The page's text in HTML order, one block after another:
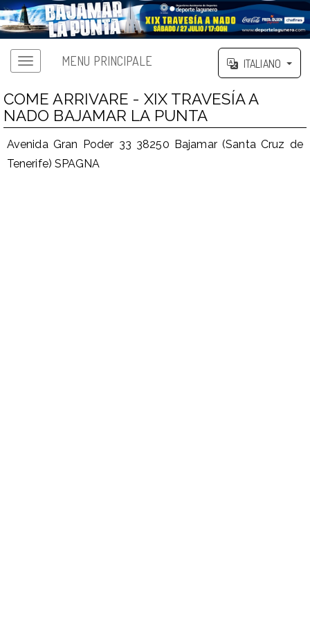
MENU PRINCIPALE ITALIANO
COME ARRIVARE - XIX TRAVESÍA A
NADO BAJAMAR LA PUNTA
Avenida Gran Poder 33 38250 Bajamar (Santa Cruz de
Tenerife) SPAGNA